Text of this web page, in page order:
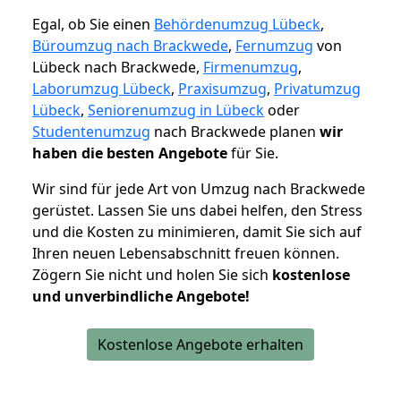
Egal, ob Sie einen Behördenumzug Lübeck,
Büroumzug nach Brackwede, Fernumzug von
Lübeck nach Brackwede, Firmenumzug,
Laborumzug Lübeck, Praxisumzug, Privatumzug
Lübeck, Seniorenumzug in Lübeckoder
Studentenumzug nach Brackwede planen wir
haben die besten Angebotefür Sie.
Wir sind für jede Art von Umzug nach Brackwede
gerüstet. Lassen Sie uns dabei helfen, den Stress
und die Kosten zu minimieren, damit Sie sich auf
Ihren neuen Lebensabschnitt freuen können.
Zögern Sie nicht und holen Sie sich kostenlose
und unverbindliche Angebote!
Kostenlose Angebote erhalten